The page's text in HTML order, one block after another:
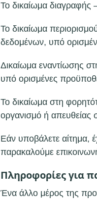
Το δικαίωμα διαγραφής
Το δικαίωμα
δεδομένων, υπό
Δικαίωμα εναντίωσης
υπό ορισμένες
Το δικαίωμα στη
οργανισμό ή απευθείας
Εάν υποβάλετε αίτημα,
παρακαλούμε
Πληροφορίες για
Ένα άλλο μέρος της